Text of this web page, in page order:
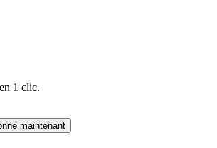
1 clic.
maintenant